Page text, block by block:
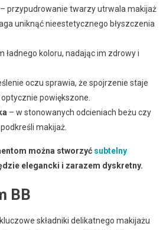
– przypudrowanie twarzy utrwala makijaż
uniknąć nieestetycznego błyszczenia
ładnego koloru, nadając im zdrowy i
oczu sprawia, że spojrzenie staje
powiększone.
– w stonowanych odcieniach beżu czy
makijaż.
można stworzyć subtelny
elegancki i zarazem dyskretny.
BB
składniki delikatnego makijażu